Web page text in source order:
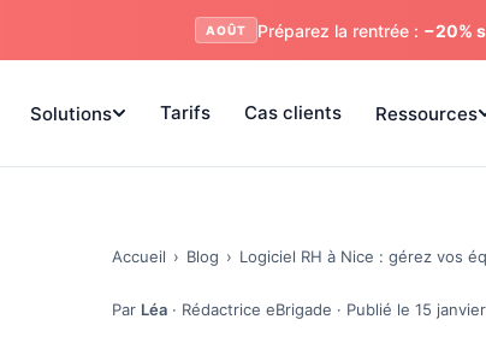
AOÛT Préparez la rentrée : −20%
Solutions Tarifs Cas clients Ressources
Accueil › Blog › Logiciel RH à Nice : gérez vos
Par Léa · Rédactrice eBrigade · Publié le 15